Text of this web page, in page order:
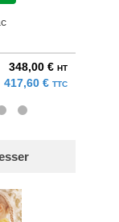
348,00 € HT
417,60 € TTC